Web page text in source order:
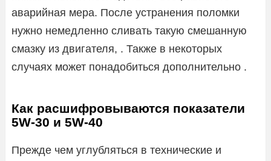
аварийная мера. После устранения поломки
нужно немедленно сливать такую смешанную
смазку из двигателя, . Также в некоторых
случаях может понадобиться дополнительно .
Как расшифровываются показатели
5W-30 и 5W-40
Прежде чем углубляться в технические и